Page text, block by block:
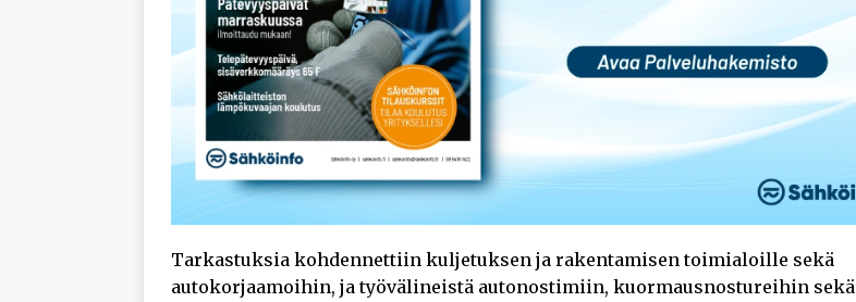
Tarkastuksia kohdennettiin kuljetuksen ja rakentamisen toimialoille sekä
autokorjaamoihin, ja työvälineistä autonostimiin, kuormausnostureihin sekä